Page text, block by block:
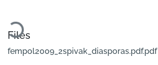
Loading...
Files
fempol2009_2spivak_diasporas.pdf.pdf